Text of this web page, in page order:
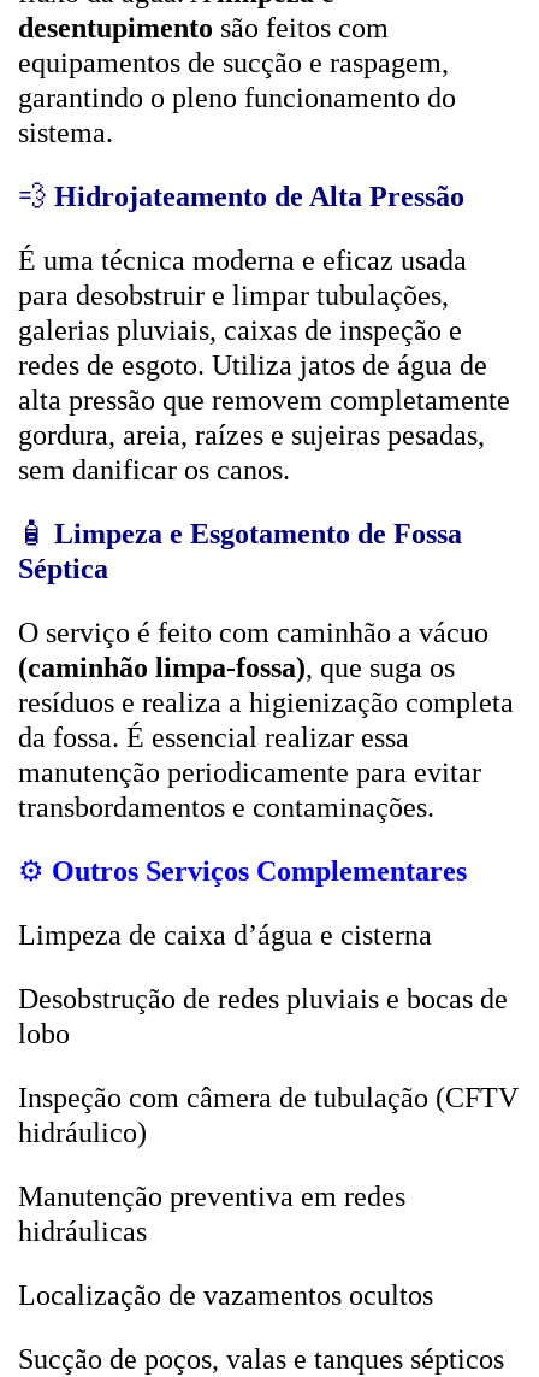
desentupimento são feitos com
equipamentos de sucção e raspagem,
garantindo o pleno funcionamento do
sistema.
💨 Hidrojateamento de Alta Pressão
É uma técnica moderna e eficaz usada
para desobstruir e limpar tubulações,
galerias pluviais, caixas de inspeção e
redes de esgoto. Utiliza jatos de água de
alta pressão que removem completamente
gordura, areia, raízes e sujeiras pesadas,
sem danificar os canos.
🧴 Limpeza e Esgotamento de Fossa
Séptica
O serviço é feito com caminhão a vácuo
(caminhão limpa-fossa), que suga os
resíduos e realiza a higienização completa
da fossa. É essencial realizar essa
manutenção periodicamente para evitar
transbordamentos e contaminações.
⚙️ Outros Serviços Complementares
Limpeza de caixa d’água e cisterna
Desobstrução de redes pluviais e bocas de
lobo
Inspeção com câmera de tubulação (CFTV
hidráulico)
Manutenção preventiva em redes
hidráulicas
Localização de vazamentos ocultos
Sucção de poços, valas e tanques sépticos